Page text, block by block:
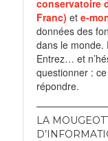
conservatoire
Franc) et e-
données des
dans le monde.
Entrez… et
questionner :
répondre.
LA